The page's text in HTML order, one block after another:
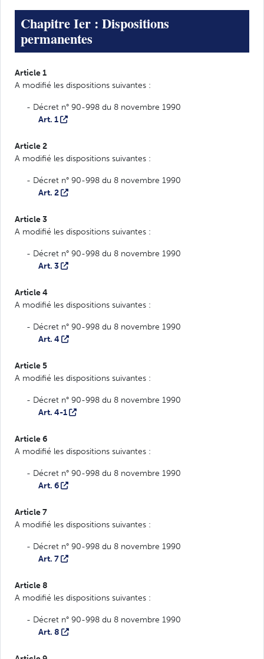
Chapitre Ier : Dispositions
permanentes
Article 1
A modifié les dispositions suivantes :
- Décret n° 90-998 du 8 novembre 1990
Art. 1
Article 2
A modifié les dispositions suivantes :
- Décret n° 90-998 du 8 novembre 1990
Art. 2
Article 3
A modifié les dispositions suivantes :
- Décret n° 90-998 du 8 novembre 1990
Art. 3
Article 4
A modifié les dispositions suivantes :
- Décret n° 90-998 du 8 novembre 1990
Art. 4
Article 5
A modifié les dispositions suivantes :
- Décret n° 90-998 du 8 novembre 1990
Art. 4-1
Article 6
A modifié les dispositions suivantes :
- Décret n° 90-998 du 8 novembre 1990
Art. 6
Article 7
A modifié les dispositions suivantes :
- Décret n° 90-998 du 8 novembre 1990
Art. 7
Article 8
A modifié les dispositions suivantes :
- Décret n° 90-998 du 8 novembre 1990
Art. 8